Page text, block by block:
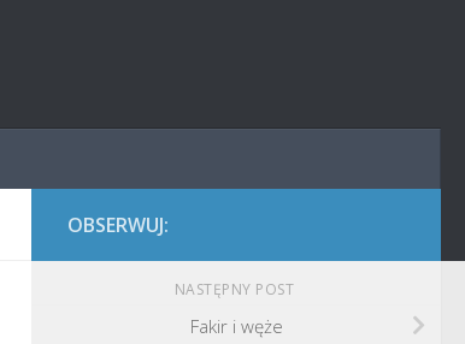
OBSERWUJ:
NASTĘPNY POST
Fakir i węże